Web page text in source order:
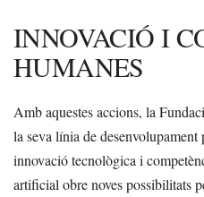
INNOVACIÓ I
HUMANES
Amb aquestes accions, la
la seva línia de
innovació tecnològica i
artificial obre noves possibilitats